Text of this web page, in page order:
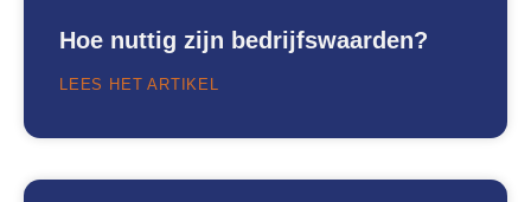
Hoe nuttig zijn bedrijfswaarden?
LEES HET ARTIKEL